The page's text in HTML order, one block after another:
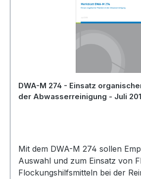
DWA-M 274 - Einsatz
der Abwasserreinigung - Juli
Mit dem DWA-M 274 sollen
Auswahl und zum Einsatz von
Flockungshilfsmitteln bei der